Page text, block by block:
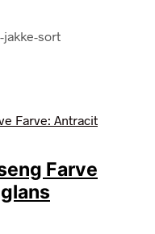
jakke-sort
Farve